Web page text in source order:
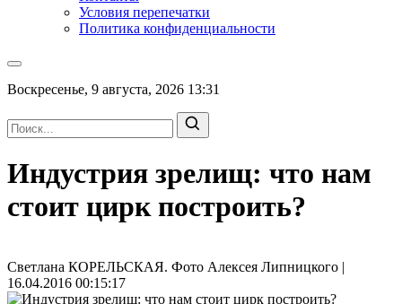
Условия перепечатки
Политика конфиденциальности
Воскресенье, 9 августа, 2026 13:31
Индустрия зрелищ: что нам
стоит цирк построить?
Светлана КОРЕЛЬСКАЯ. Фото Алексея Липницкого |
16.04.2016 00:15:17